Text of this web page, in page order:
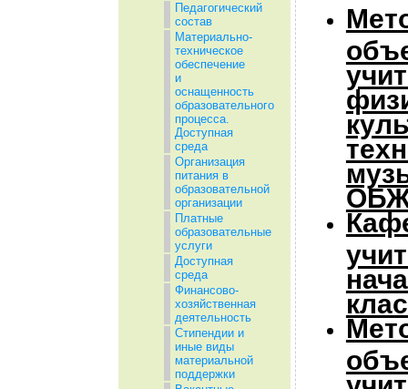
Педагогический
состав
Материально-
техническое
обеспечение
и
оснащенность
образовательного
процесса.
Доступная
среда
Организация
питания в
образовательной
организации
Платные
образовательные
услуги
Доступная
среда
Финансово-
хозяйственная
деятельность
Стипендии и
иные виды
материальной
поддержки